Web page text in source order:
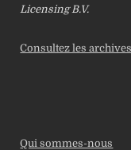
Licensing B.V.
Consultez les
Qui sommes-nous